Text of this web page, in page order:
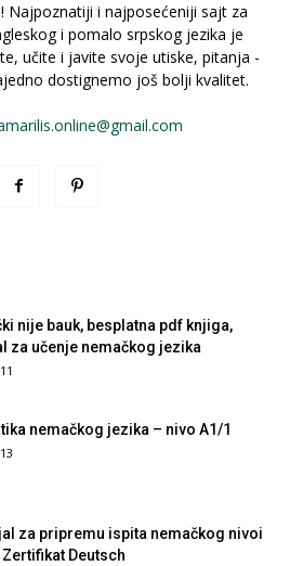
Najpoznatiji i najposećeniji sajt za
i pomalo srpskog jezika je
učite i javite svoje utiske, pitanja -
dostignemo još bolji kvalitet.
nije bauk, besplatna pdf knjiga,
za učenje nemačkog jezika
nemačkog jezika – nivo A1/1
za pripremu ispita nemačkog nivoi
Zertifikat Deutsch